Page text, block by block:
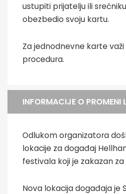
ustupiti prijatelju ili
obezbedio svoju kartu.
Za jednodnevne karte
procedura.
INFORMACIJE O PROMENI
Odlukom organizatora
lokacije za događaj
festivala koji je zakazan za
Nova lokacija događaja je